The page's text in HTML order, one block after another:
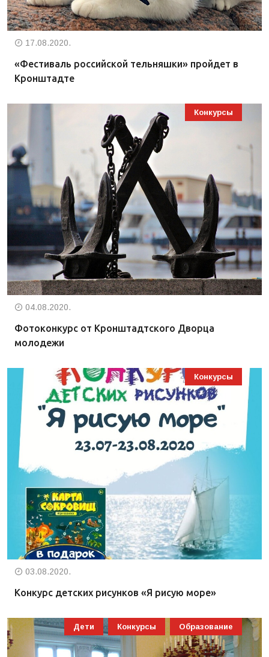
17.08.2020.
«Фестиваль российской тельняшки» пройдет в
Кронштадте
Конкурсы
04.08.2020.
Фотоконкурс от Кронштадтского Дворца
молодежи
Конкурсы
03.08.2020.
Конкурс детских рисунков «Я рисую море»
Дети Конкурсы Образование